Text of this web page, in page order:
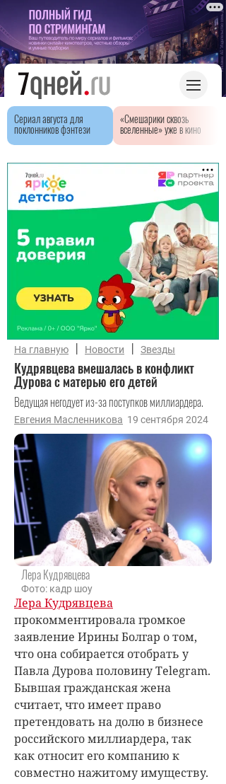
Сериал августа для
поклонников фэнтези
«Смешарики сквозь
вселенные» уже в кино
На главную | Новости | Звезды
Кудрявцева вмешалась в конфликт
Дурова с матерью его детей
Ведущая негодует из-за поступков миллиардера.
Евгения Масленникова 19 сентября 2024
Лера Кудрявцева
Фото: кадр шоу
Лера Кудрявцева
прокомментировала громкое
заявление Ирины Болгар о том,
что она собирается отобрать у
Павла Дурова половину Telegram.
Бывшая гражданская жена
считает, что имеет право
претендовать на долю в бизнесе
российского миллиардера, так
как относит его компанию к
совместно нажитому имуществу.